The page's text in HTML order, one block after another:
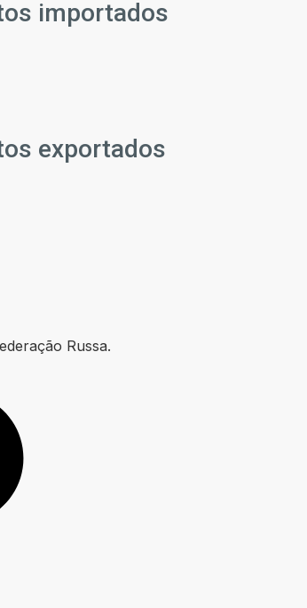
importados
exportados
Russa.